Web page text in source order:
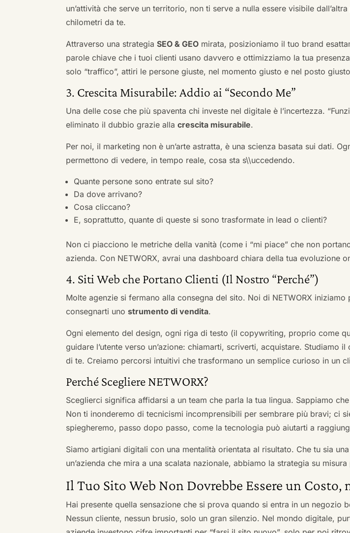
un’attività che serve un territorio, non ti serve a nulla essere visibile
chilometri da te.
Attraverso una strategiaSEO & GEO mirata, posizioniamo il tuo brand
parole chiave che i tuoi clienti usano davvero e ottimizziamo la tua
solo “traffico”, attiri le persone giuste, nel momento giusto e nel posto
3. Crescita Misurabile: Addio ai “Secondo Me”
Una delle cose che più spaventa chi investe nel digitale è l’incertezza.
eliminato il dubbio grazie allacrescita misurabile.
Per noi, il marketing non è un’arte astratta, è una scienza basata sui dati.
permettono di vedere, in tempo reale, cosa sta s\\uccedendo.
Quante persone sono entrate sul sito?
Da dove arrivano?
Cosa cliccano?
E, soprattutto, quante di queste si sono trasformate in lead o clienti?
Non ci piacciono le metriche della vanità (come i “mi piace” che non
azienda. Con NETWORX, avrai una dashboard chiara della tua evoluzione
4. Siti Web che Portano Clienti (Il Nostro “Perché”)
Molte agenzie si fermano alla consegna del sito. Noi di NETWORX
consegnarti unostrumento di vendita.
Ogni elemento del design, ogni riga di testo (il copywriting, proprio come
guidare l’utente verso un’azione: chiamarti, scriverti, acquistare.
di te. Creiamo percorsi intuitivi che trasformano un semplice curioso in un
Perché Scegliere NETWORX?
Sceglierci significa affidarsi a un team che parla la tua lingua. Sappiamo
Non ti inonderemo di tecnicismi incomprensibili per sembrare più bravi; ci
spiegheremo, passo dopo passo, come la tecnologia può aiutarti a
Siamo artigiani digitali con una mentalità orientata al risultato. Che tu sia
un’azienda che mira a una scalata nazionale, abbiamo la strategia su misura
Il Tuo Sito Web Non Dovrebbe Essere un
Hai presente quella sensazione che si prova quando si entra in un
Nessun cliente, nessun brusio, solo un gran silenzio. Nel mondo digitale,